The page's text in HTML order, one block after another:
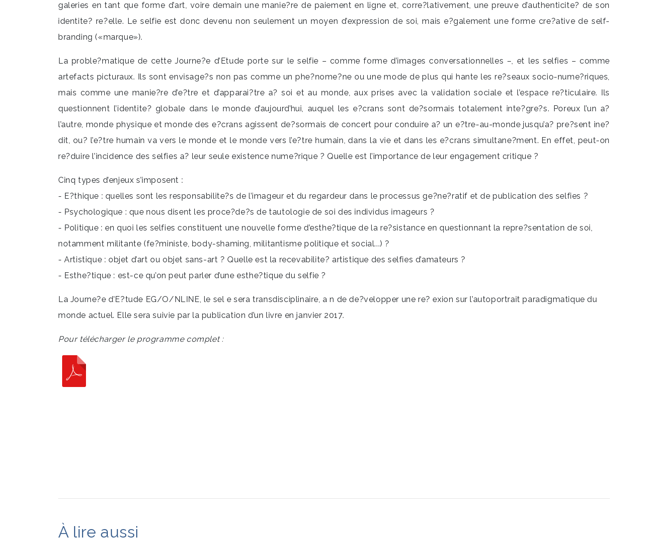
galeries en tant que forme d’art, voire demain une manie?re de paiement en ligne et, corre?lativement, une preuve d’authenticite? de son
identite? re?elle. Le selfie est donc devenu non seulement un moyen d’expression de soi, mais e?galement une forme cre?ative de self-
branding («marque»).
La proble?matique de cette Journe?e d’Etude porte sur le selfie – comme forme d’images conversationnelles –, et les selfies – comme
artefacts picturaux. Ils sont envisage?s non pas comme un phe?nome?ne ou une mode de plus qui hante les re?seaux socio-nume?riques,
mais comme une manie?re d’e?tre et d’apparai?tre a? soi et au monde, aux prises avec la validation sociale et l’espace re?ticulaire. Ils
questionnent l’identite? globale dans le monde d’aujourd’hui, auquel les e?crans sont de?sormais totalement inte?gre?s. Poreux l’un a?
l’autre, monde physique et monde des e?crans agissent de?sormais de concert pour conduire a? un e?tre-au-monde jusqu’a? pre?sent ine?
dit, ou? l’e?tre humain va vers le monde et le monde vers l’e?tre humain, dans la vie et dans les e?crans simultane?ment. En effet, peut-on
re?duire l’incidence des selfies a? leur seule existence nume?rique ? Quelle est l’importance de leur engagement critique ?
Cinq types d’enjeux s’imposent :
- E?thique : quelles sont les responsabilite?s de l’imageur et du regardeur dans le processus ge?ne?ratif et de publication des selfies ?
- Psychologique : que nous disent les proce?de?s de tautologie de soi des individus imageurs ?
- Politique : en quoi les selfies constituent une nouvelle forme d’esthe?tique de la re?sistance en questionnant la repre?sentation de soi,
notamment militante (fe?ministe, body-shaming, militantisme politique et social...) ?
- Artistique : objet d’art ou objet sans-art ? Quelle est la recevabilite? artistique des selfies d’amateurs ?
- Esthe?tique : est-ce qu’on peut parler d’une esthe?tique du selfie ?
La Journe?e d’E?tude EG/O/NLINE, le sel e sera transdisciplinaire, a n de de?velopper une re? exion sur l’autoportrait paradigmatique du
monde actuel. Elle sera suivie par la publication d’un livre en janvier 2017.
Pour télécharger le programme complet :
À lire aussi